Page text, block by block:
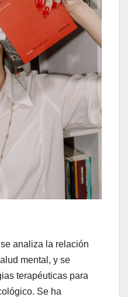
analiza la relación
mental, y se
terapéuticas para
Se ha